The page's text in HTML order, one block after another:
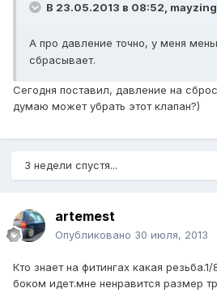
В 23.05.2013 в 08:52,
А про давление точно, у меня
сбрасывает.
Сегодня поставил, давление на
думаю может убрать этот клапан?)
3 недели спустя...
artemest
Опубликовано 30 июля, 2013
Кто знает на фитингах какая
боком идет.мне ненравится размер